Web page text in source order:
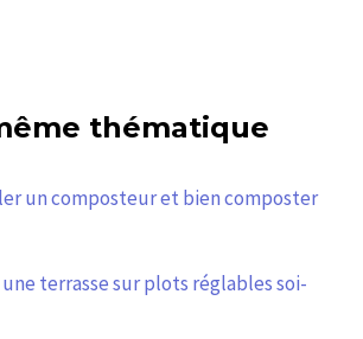
thématique
un composteur et bien composter
terrasse sur plots réglables soi-